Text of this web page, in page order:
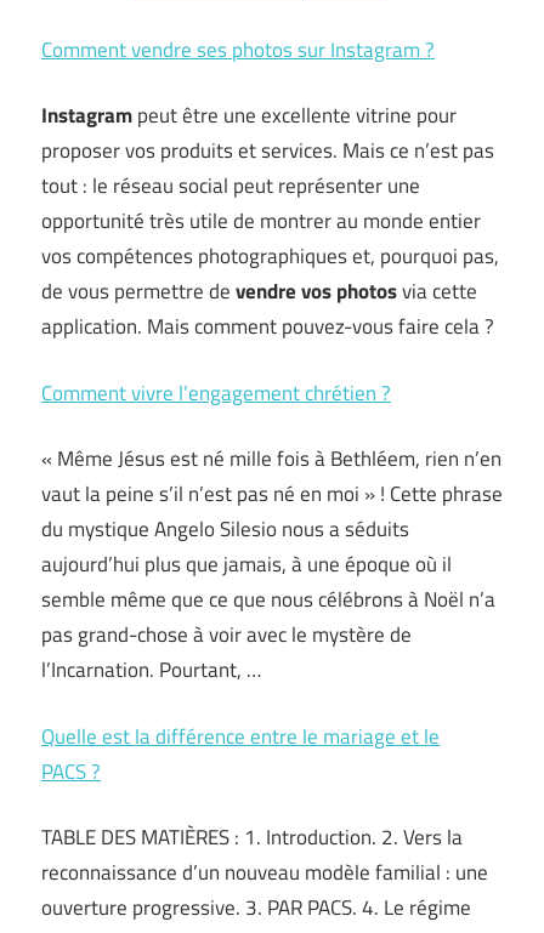
Comment vendre ses photos sur Instagram ?
Instagrampeut être une excellente vitrine pour
proposer vos produits et services. Mais ce n’est pas
tout : le réseau social peut représenter une
opportunité très utile de montrer au monde entier
vos compétences photographiques et, pourquoi pas,
de vous permettre devendre vos photosvia cette
application. Mais comment pouvez-vous faire cela ?
Comment vivre l’engagement chrétien ?
« Même Jésus est né mille fois à Bethléem, rien n’en
vaut la peine s’il n’est pas né en moi » ! Cette phrase
du mystique Angelo Silesio nous a séduits
aujourd’hui plus que jamais, à une époque où il
semble même que ce que nous célébrons à Noël n’a
pas grand-chose à voir avec le mystère de
l’Incarnation. Pourtant, …
Quelle est la différence entre le mariage et le
PACS ?
TABLE DES MATIÈRES : 1. Introduction. 2. Vers la
reconnaissance d’un nouveau modèle familial : une
ouverture progressive. 3. PAR PACS. 4. Le régime